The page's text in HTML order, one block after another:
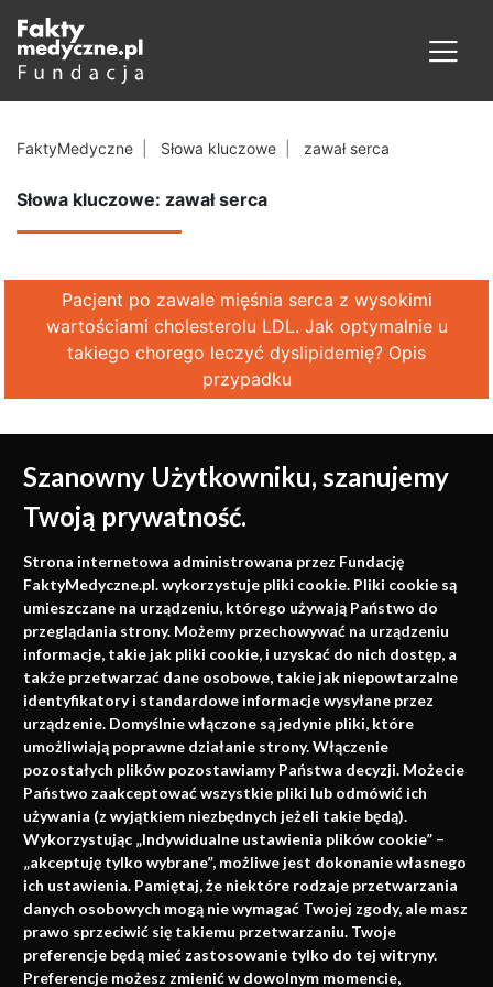
Szanowny Użytkowniku, szanujemy
Twoją prywatność.
Strona internetowa administrowana przez Fundację
FaktyMedyczne.pl. wykorzystuje pliki cookie. Pliki cookie są
umieszczane na urządzeniu, którego używają Państwo do
przeglądania strony. Możemy przechowywać na urządzeniu
informacje, takie jak pliki cookie, i uzyskać do nich dostęp, a
także przetwarzać dane osobowe, takie jak niepowtarzalne
identyfikatory i standardowe informacje wysyłane przez
urządzenie. Domyślnie włączone są jedynie pliki, które
umożliwiają poprawne działanie strony. Włączenie
pozostałych plików pozostawiamy Państwa decyzji. Możecie
Państwo zaakceptować wszystkie pliki lub odmówić ich
używania (z wyjątkiem niezbędnych jeżeli takie będą).
Wykorzystując „Indywidualne ustawienia plików cookie” –
„akceptuję tylko wybrane”, możliwe jest dokonanie własnego
ich ustawienia. Pamiętaj, że niektóre rodzaje przetwarzania
danych osobowych mogą nie wymagać Twojej zgody, ale masz
prawo sprzeciwić się takiemu przetwarzaniu. Twoje
preferencje będą mieć zastosowanie tylko do tej witryny.
Preferencje możesz zmienić w dowolnym momencie,
FaktyMedyczne Słowa kluczowe zawał serca
Słowa kluczowe: zawał serca
Pacjent po zawale mięśnia serca z wysokimi
wartościami cholesterolu LDL. Jak optymalnie u
takiego chorego leczyć dyslipidemię? Opis
przypadku
Medycyna oparta na
faktach
Konferencje, szkolenia, e-learning, wydawnictwo
Napisz do nas
info@faktymedyczne.pl
ul. Towarowa 2
43-460 Wisła